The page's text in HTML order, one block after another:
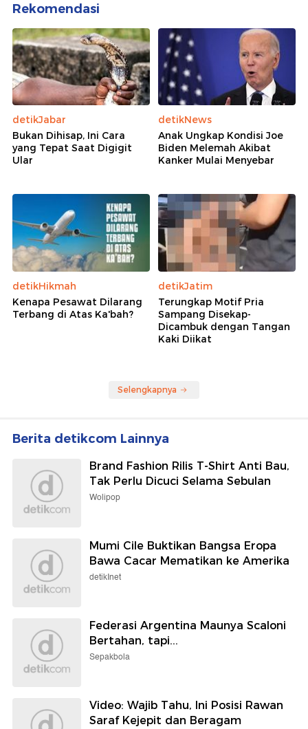
Rekomendasi
detikJabar
Bukan Dihisap, Ini Cara
yang Tepat Saat Digigit
Ular
detikNews
Anak Ungkap Kondisi Joe
Biden Melemah Akibat
Kanker Mulai Menyebar
detikHikmah
Kenapa Pesawat Dilarang
Terbang di Atas Ka'bah?
detikJatim
Terungkap Motif Pria
Sampang Disekap-
Dicambuk dengan Tangan
Kaki Diikat
Selengkapnya
Berita detikcom Lainnya
Brand Fashion Rilis T-Shirt Anti Bau,
Tak Perlu Dicuci Selama Sebulan
Wolipop
Mumi Cile Buktikan Bangsa Eropa
Bawa Cacar Mematikan ke Amerika
detikInet
Federasi Argentina Maunya Scaloni
Bertahan, tapi...
Sepakbola
Video: Wajib Tahu, Ini Posisi Rawan
Saraf Kejepit dan Beragam